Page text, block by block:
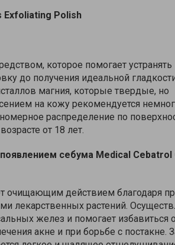
Exfoliating Polish
которое помогает устранять
до получения идеальной
магния, которые твердые, но
на кожу рекомендуется
распределение по
от 18 лет.
себума Medical Cebatrol
очищающим действием благодаря
лекарственных растений.
желез и помогает избавиться
акне и при борьбе с постакне.